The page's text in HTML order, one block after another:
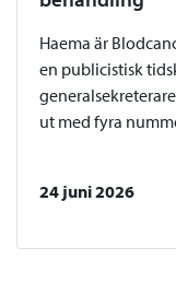
Haema är
en publicistisk
ut med fyra
24 juni 2026